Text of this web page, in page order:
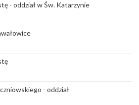
- oddział w Św. Katarzynie
- oddział